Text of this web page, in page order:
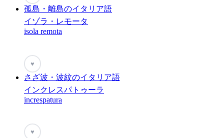
孤島・離島のイタリア語
イゾラ・レモータ
isola remota
♥
さざ波・波紋のイタリア語
インクレスパトゥーラ
increspatura
♥